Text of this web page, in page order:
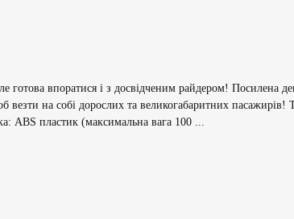
готова впоратися і з досвідченим райдером! Посилена
везти на собі дорослих та великогабаритних
ABS пластик (максимальна вага 100 ...